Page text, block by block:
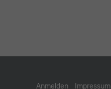
Anmelden Impressum